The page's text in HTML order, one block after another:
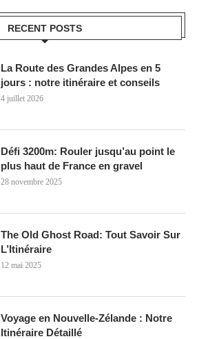
RECENT POSTS
La Route des Grandes Alpes en 5
jours : notre itinéraire et conseils
4 juillet 2026
Défi 3200m: Rouler jusqu’au point le
plus haut de France en gravel
28 novembre 2025
The Old Ghost Road: Tout Savoir Sur
L’Itinéraire
12 mai 2025
Voyage en Nouvelle-Zélande : Notre
Itinéraire Détaillé